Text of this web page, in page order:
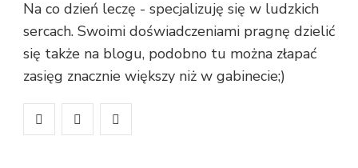
Na co dzień leczę - specjalizuję się w ludzkich
sercach. Swoimi doświadczeniami pragnę dzielić
się także na blogu, podobno tu można złapać
zasięg znacznie większy niż w gabinecie;)